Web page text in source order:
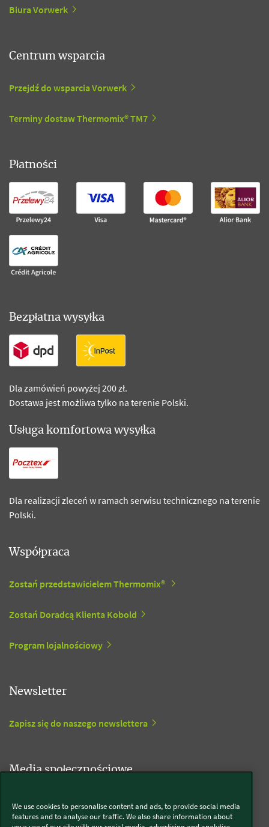
Biura Vorwerk
Centrum wsparcia
Przejdź do wsparcia Vorwerk
Terminy dostaw Thermomix® TM7
Płatności
Bezpłatna wysyłka
Dla zamówień powyżej 200 zł.
Dostawa jest możliwa tylko na terenie Polski.
Usługa komfortowa wysyłka
Dla realizacji zleceń w ramach serwisu technicznego na terenie
Polski.
Współpraca
Zostań przedstawicielem Thermomix®
Zostań Doradcą Klienta Kobold
Program lojalnościowy
Newsletter
Zapisz się do naszego newslettera
Media społecznościowe
Kobold
We use cookies to personalise content and ads, to provide social media
features and to analyse our traffic. We also share information about